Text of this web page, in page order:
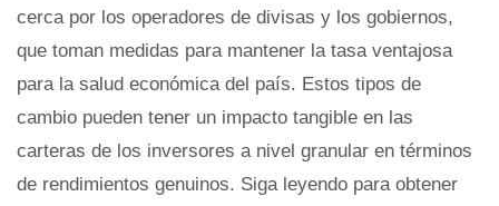
cerca por los operadores de divisas y los gobiernos,
que toman medidas para mantener la tasa ventajosa
para la salud económica del país. Estos tipos de
cambio pueden tener un impacto tangible en las
carteras de los inversores a nivel granular en términos
de rendimientos genuinos. Siga leyendo para obtener